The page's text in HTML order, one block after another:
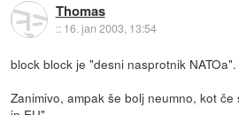
Thomas
:: 16. jan 2003, 13:54
block block je "desni nasprotnik NATOa".
Zanimivo, ampak še bolj neumno, kot če